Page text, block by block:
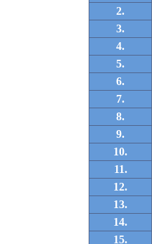
2.
3.
4.
5.
6.
7.
8.
9.
10.
11.
12.
13.
14.
15.